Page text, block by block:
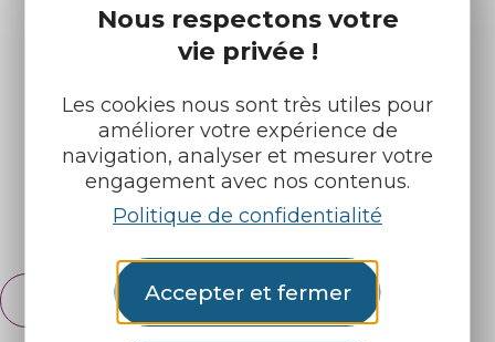
Nous respectons votre
vie privée !
Les cookies nous sont très utiles pour
améliorer votre expérience de
navigation, analyser et mesurer votre
engagement avec nos contenus.
Politique de confidentialité
Accepter et fermer
Infos pratiques
Nos accueils
Retrouvez-nous sur :
Espace pro Partenaires
Français
English